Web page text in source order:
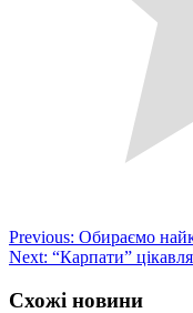
Post
navigation
Previous: Обираємо
Next: “Карпати”
Схожі новини